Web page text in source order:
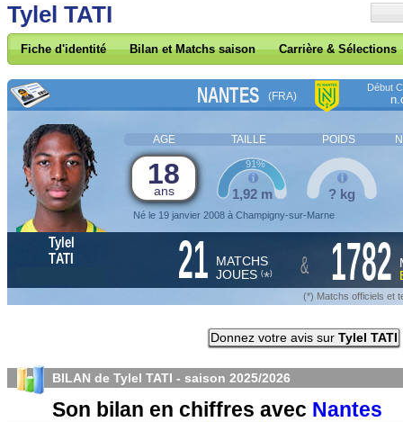
Tylel TATI
Fiche d'identité Bilan et Matchs saison Carrière & Sélections
NANTES (FRA)
Début
AGE TAILLE POIDS
18
ans
Né le 19 janvier 2008 à Champigny-sur-Marne
1,92 m
91%
? kg
Tylel
TATI
21 MATCHS
JOUES (*) & 1782
(*) Matchs officiels et
Donnez votre avis sur Tylel TATI
BILAN de Tylel TATI - saison 2025/2026
Son bilan en chiffres avec Nantes